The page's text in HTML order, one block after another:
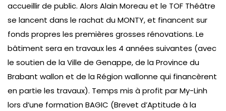
accueillir de public. Alors Alain Moreau et le TOF Théâtre
se lancent dans le rachat du MONTY, et financent sur
fonds propres les premières grosses rénovations. Le
bâtiment sera en travaux les 4 années suivantes (avec
le soutien de la Ville de Genappe, de la Province du
Brabant wallon et de la Région wallonne qui financèrent
en partie les travaux). Temps mis à profit par My-Linh
lors d’une formation BAGIC (Brevet d’Aptitude à la